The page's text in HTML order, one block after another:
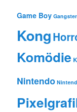
Game Boy Gangster
Kong
Komödie
Nintendo